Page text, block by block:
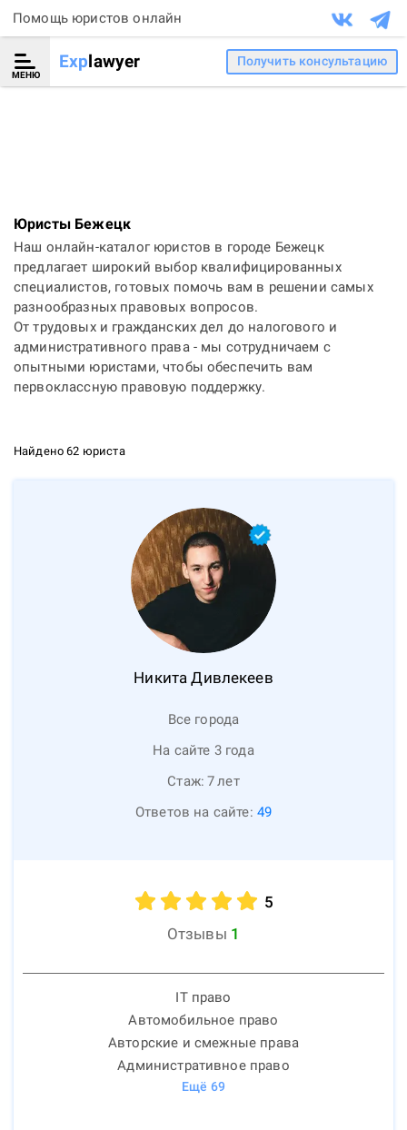
Помощь юристов онлайн
МЕНЮ
Explawyer Получить консультацию
Юристы Бежецк
Наш онлайн-каталог юристов в городе Бежецк
предлагает широкий выбор квалифицированных
специалистов, готовых помочь вам в решении самых
разнообразных правовых вопросов.
От трудовых и гражданских дел до налогового и
административного права - мы сотрудничаем с
опытными юристами, чтобы обеспечить вам
первоклассную правовую поддержку.
Найдено 62 юриста
Никита Дивлекеев
Все города
На сайте 3 года
Стаж: 7лет
Ответов на сайте: 49
5
Отзывы 1
IT право
Автомобильное право
Авторские и смежные права
Административное право
Ещё 69